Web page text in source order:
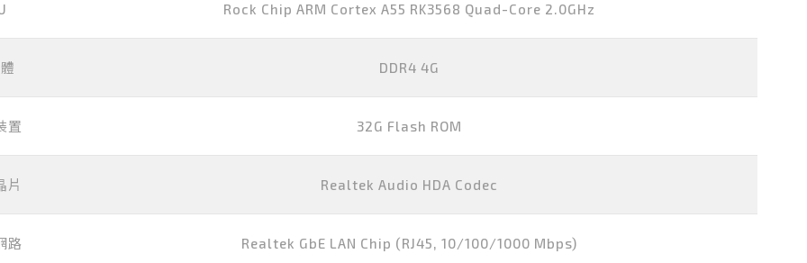
Rock Chip ARM Cortex A55 RK3568 Quad-Core 2.0GHz
DDR4 4G
置 32G Flash ROM
片 Realtek Audio HDA Codec
路 Realtek GbE LAN Chip (RJ45, 10/100/1000 Mbps)